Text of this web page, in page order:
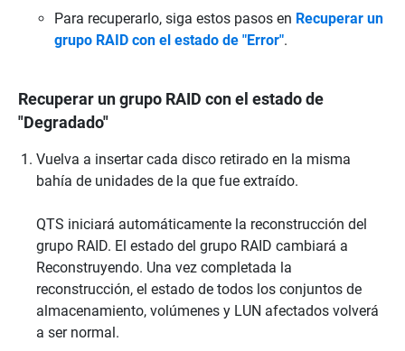
Para recuperarlo, siga estos pasos en Recuperar un
grupo RAID con el estado de "Error".
Recuperar un grupo RAID con el estado de
"Degradado"
Vuelva a insertar cada disco retirado en la misma
bahía de unidades de la que fue extraído.
QTS iniciará automáticamente la reconstrucción del
grupo RAID. El estado del grupo RAID cambiará a
Reconstruyendo. Una vez completada la
reconstrucción, el estado de todos los conjuntos de
almacenamiento, volúmenes y LUN afectados volverá
a ser normal.